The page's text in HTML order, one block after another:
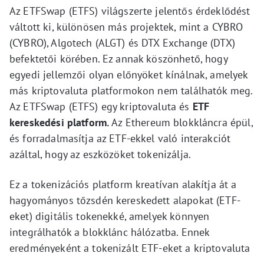
Az ETFSwap (ETFS) világszerte jelentős érdeklődést
váltott ki, különösen más projektek, mint a CYBRO
(CYBRO), Algotech (ALGT) és DTX Exchange (DTX)
befektetői körében. Ez annak köszönhető, hogy
egyedi jellemzői olyan előnyöket kínálnak, amelyek
más kriptovaluta platformokon nem találhatók meg.
Az ETFSwap (ETFS) egy kriptovaluta és ETF
kereskedési platform.Az Ethereum blokkláncra épül,
és forradalmasítja az ETF-ekkel való interakciót
azáltal, hogy az eszközöket tokenizálja.
Ez a tokenizációs platform kreatívan alakítja át a
hagyományos tőzsdén kereskedett alapokat (ETF-
eket) digitális tokenekké, amelyek könnyen
integrálhatók a blokklánc hálózatba. Ennek
eredményeként a tokenizált ETF-eket a kriptovaluta